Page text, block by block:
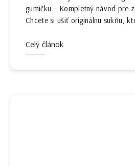
gumičku – Kompletný návod pre
Chcete si ušiť originálnu sukňu,
Celý článok